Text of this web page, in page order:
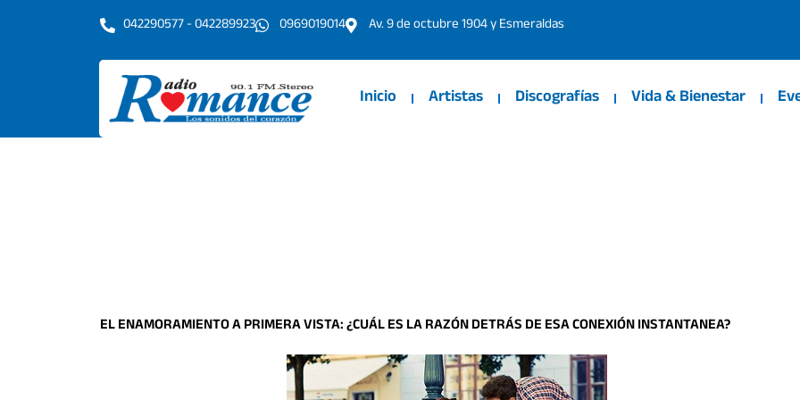
042290577 - 042289923 0969019014 Av. 9 de octubre 1904 y Esmeraldas
Inicio Artistas Discografías Vida & Bienestar
EL ENAMORAMIENTO A PRIMERA VISTA: ¿CUÁL ES LA RAZÓN DETRÁS DE ESA CONEXIÓN INSTANTANEA?